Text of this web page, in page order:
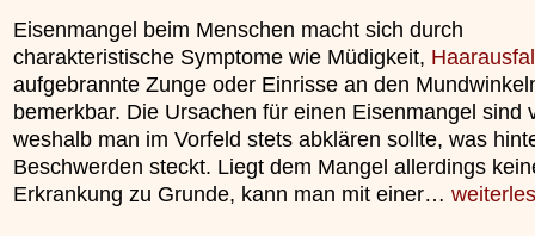
Eisenmangel beim Menschen macht sich durch
charakteristische Symptome wie Müdigkeit,
aufgebrannte Zunge oder Einrisse an den
bemerkbar. Die Ursachen für einen Eisenmangel sind
weshalb man im Vorfeld stets abklären sollte, was
Beschwerden steckt. Liegt dem Mangel allerdings
Erkrankung zu Grunde, kann man mit einer…